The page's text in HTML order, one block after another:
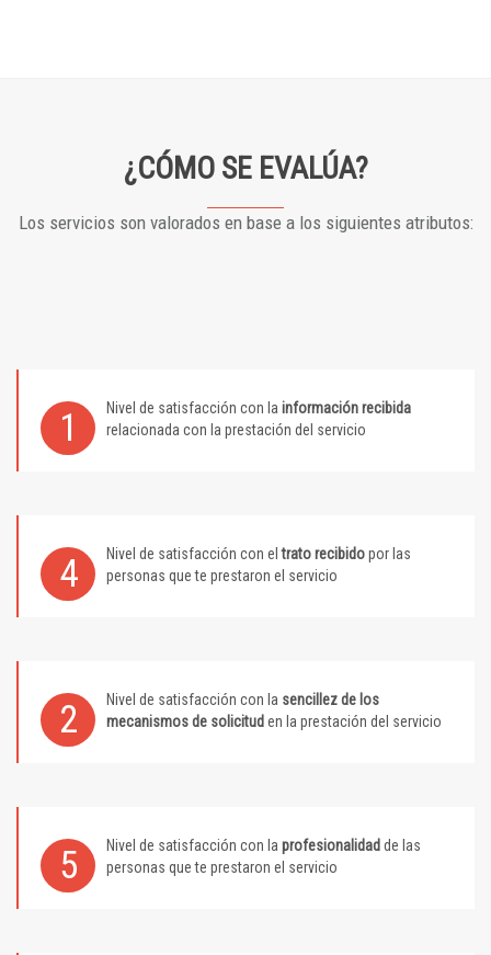
¿CÓMO SE EVALÚA?
Los servicios son valorados en base a los siguientes atributos:
1 Nivel de satisfacción con la información recibida
relacionada con la prestación del servicio
4 Nivel de satisfacción con eltrato recibidopor las
personas que te prestaron el servicio
2 Nivel de satisfacción con la sencillez de los
mecanismos de solicitud en la prestación del servicio
5 Nivel de satisfacción con la profesionalidad de las
personas que te prestaron el servicio